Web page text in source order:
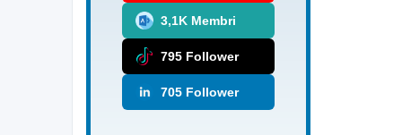
3,1K Membri
795 Follower
705 Follower